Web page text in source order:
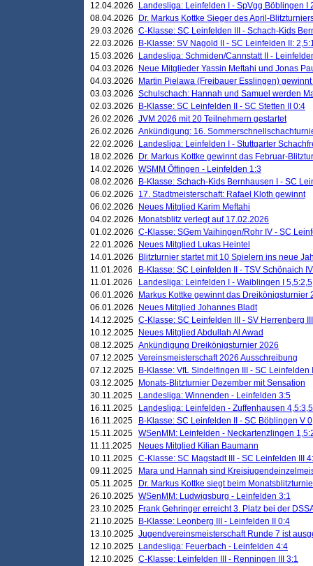
12.04.2026
Landesliga: Leinfelden I - SpVgg Böblingen I
08.04.2026
Dr. Markus Kottke Sieger des April-
29.03.2026 C-Klasse: SC Leinfelden III - Schach-Kids
22.03.2026
B-Klasse: SV Nagold II - SC Leinfelden II:
15.03.2026
Landesliga: Schmiden/Cannstatt II -
04.03.2026
Neue Mitglieder Yassin Meftahi und Jonas
04.03.2026
Martin Pielawa (Freibauer Esslingen)
03.03.2026 Schulschach: Hannah und Samuel werden
02.03.2026
B-Klasse: SC Leinfelden II - SC Stetten II 0:4
26.02.2026 JVM 2026 mit 20 Teilnehmern gestartet
26.02.2026 Ankündigung: 16.
22.02.2026
Landesliga: Leinfelden I - Stuttgarter
18.02.2026
Dr. Markus Kottke gewinnt das Februar-
14.02.2026 WSMM Öffingen - Leinfelden 1:3
08.02.2026
B-Klasse: Schach-Kids Bernhausen I - SC
06.02.2026
17. Stadtmeisterschaft: Rafael Kloth gewinnt
06.02.2026
Neues Mitglied Karim Meftahi
04.02.2026
Monatsblitz verlegt auf 17.02.2026
01.02.2026 C-Klasse: SGem Vaihingen/Rohr IV - SC
22.01.2026
Neues Mitglied Lukas Heintel
14.01.2026
Blitzturnier startet mit 10 Spielern ins neue
11.01.2026
B-Klasse: SC Leinfelden II - TSV Schönaich
11.01.2026
Landesliga: Leinfelden I - Waiblingen I 5,5:2,5
06.01.2026
Markus Kottke gewinnt das Dreikönigsturnier
06.01.2026
Neues Mitglied Johannes Bladt
14.12.2025 C-Klasse: SC Leinfelden III - SV Herrenberg
10.12.2025
Neues Mitglied Abdullah Al Awad
08.12.2025 Ankündigung Dreikönigsturnier 2026
07.12.2025 Vereinsmeisterschaft 2026 Ausschreibung
07.12.2025
B-Klasse: VfL Sindelfingen III - SC Leinfelden
03.12.2025
Monats-Blitzturnier Dezember mit Sensation
30.11.2025
Landesliga: Winnenden - Leinfelden 3:5
16.11.2025
Landesliga: Leinfelden - Zuffenhausen 4,5:3,5
16.11.2025
B-Klasse: SC Leinfelden II - SC Böblingen V
15.11.2025 WSenMM: Leinfelden - Neckartenzlingen
11.11.2025
Neues Mitglied Kilian Baumann
10.11.2025 C-Klasse: SC Magstadt III - SC Leinfelden III
09.11.2025
Mara und Hannah sind
05.11.2025
Dr. Markus Kottke siegt beim
26.10.2025 WSenMM: Ludwigsburg - Leinfelden 3:1
23.10.2025
Frank Gehringer erreicht 3. Platz bei der
21.10.2025
B-Klasse: Leonberg III - Leinfelden II 0:4
13.10.2025 Jugendvereinsmeisterschaft Runde 7 ist
12.10.2025
Landesliga: Feuerbach - Leinfelden 4:4
12.10.2025 C-Klasse: Leinfelden III - Renningen III 3:1